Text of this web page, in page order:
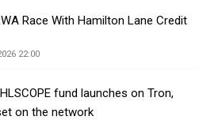
Race With Hamilton Lane Credit
22:00
fund launches on Tron,
on the network